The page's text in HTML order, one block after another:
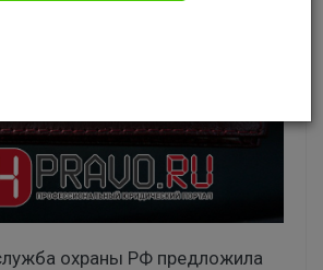
охраны РФ предложила